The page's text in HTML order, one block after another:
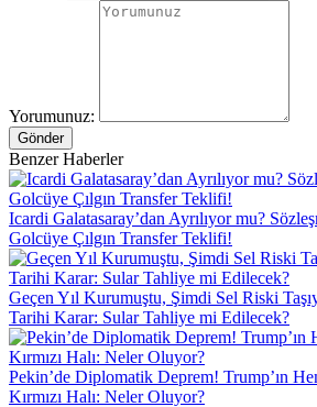
Yorumunuz:
Gönder
Benzer Haberler
Icardi Galatasaray’dan Ayrılıyor mu?
Golcüye Çılgın Transfer Teklifi!
Geçen Yıl Kurumuştu, Şimdi Sel Riski
Tarihi Karar: Sular Tahliye mi Edilecek?
Pekin’de Diplomatik Deprem! Trump’ın
Kırmızı Halı: Neler Oluyor?